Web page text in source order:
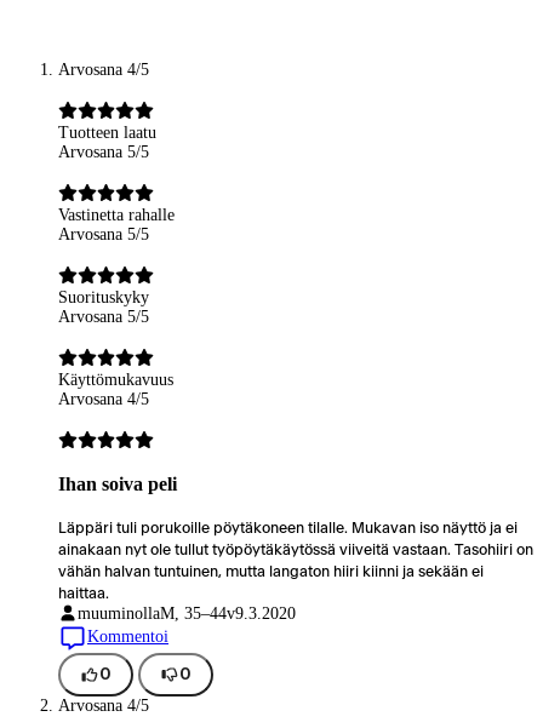
Arvosana 4/5
Tuotteen laatu
Arvosana 5/5
Vastinetta rahalle
Arvosana 5/5
Suorituskyky
Arvosana 5/5
Käyttömukavuus
Arvosana 4/5
Ihan soiva peli
Läppäri tuli porukoille pöytäkoneen tilalle. Mukavan iso näyttö ja ei
ainakaan nyt ole tullut työpöytäkäytössä viiveitä vastaan. Tasohiiri on
vähän halvan tuntuinen, mutta langaton hiiri kiinni ja sekään ei
haittaa.
muuminollaM, 35–44v9.3.2020
Kommentoi
0 0
Arvosana 4/5